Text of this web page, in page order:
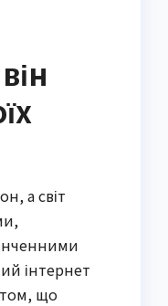
а світ
інтернет
що